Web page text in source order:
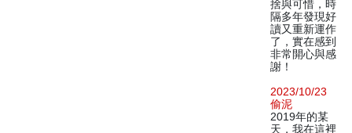
捨與可惜，時
隔多年發現好
讀又重新運作
了，實在感到
非常開心與感
謝！
2023/10/23
偷泥
2019年的某
天，我在這裡